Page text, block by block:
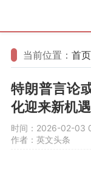
当前位置： 首页
特朗普言论
化迎来新机遇
时间：2026-02-03
作者：英文头条